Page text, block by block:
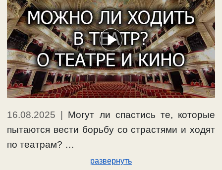
16.08.2025 | Могут ли спастись те, которые
пытаются вести борьбу со страстями и ходят
по театрам? …
развернуть